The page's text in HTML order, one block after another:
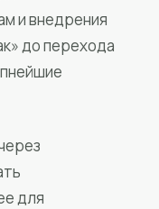
и внедрения
до перехода
для